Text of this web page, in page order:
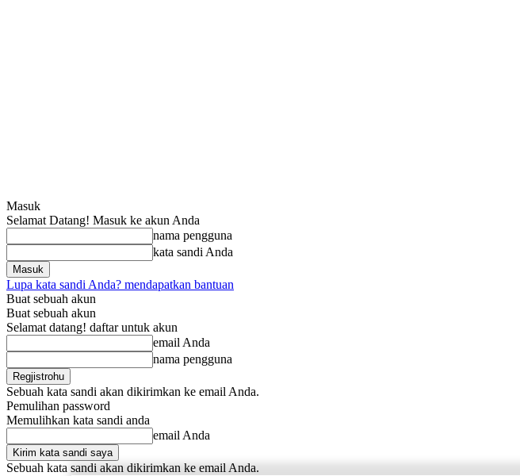
Masuk
Selamat Datang! Masuk ke akun Anda
nama pengguna
kata sandi Anda
Lupa kata sandi Anda? mendapatkan bantuan
Buat sebuah akun
Buat sebuah akun
Selamat datang! daftar untuk akun
email Anda
nama pengguna
Sebuah kata sandi akan dikirimkan ke email Anda.
Pemulihan password
Memulihkan kata sandi anda
email Anda
Sebuah kata sandi akan dikirimkan ke email Anda.